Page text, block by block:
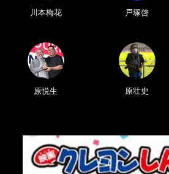
川本梅花 戸塚啓
原悦生 原壮史